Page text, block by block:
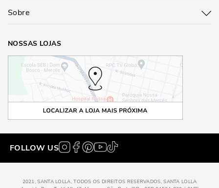
Sobre
NOSSAS LOJAS
FOLLOW US
2021, SANTA LOLLA, TODOS OS DIREITOS RESERVADOS, SANTA LOLLA